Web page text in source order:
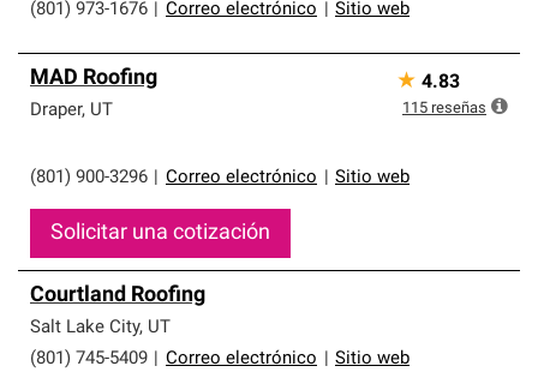
(801) 973-1676
Correo electrónico Sitio web
MAD Roofing
Draper, UT
(801) 900-3296 Correo electrónico Sitio web
Solicitar una cotización
★ 4.83
115 reseñas
Courtland Roofing
Salt Lake City, UT
(801) 745-5409
Correo electrónico Sitio web